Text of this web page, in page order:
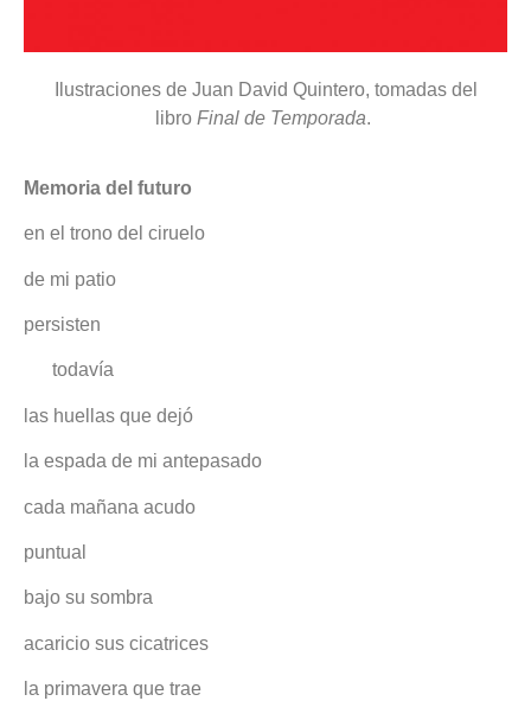
Ilustraciones de Juan David Quintero, tomadas del
libro Final de Temporada.
Memoria del futuro
en el trono del ciruelo
de mi patio
persisten
todavía
las huellas que dejó
la espada de mi antepasado
cada mañana acudo
puntual
bajo su sombra
acaricio sus cicatrices
la primavera que trae